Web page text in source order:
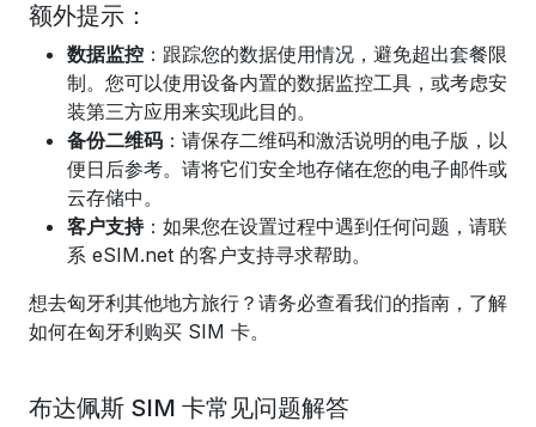
额外提示：
数据监控 ：跟踪您的数据使用情况，避免超出套餐限
制。您可以使用设备内置的数据监控工具，或考虑安
装第三方应用来实现此目的。
备份二维码 ：请保存二维码和激活说明的电子版，以
便日后参考。请将它们安全地存储在您的电子邮件或
云存储中。
客户支持：如果您在设置过程中遇到任何问题，请联
系 eSIM.net 的客户支持寻求帮助。
想去匈牙利其他地方旅行？请务必查看我们的指南，了解
如何在匈牙利购买 SIM 卡。
布达佩斯 SIM 卡常见问题解答